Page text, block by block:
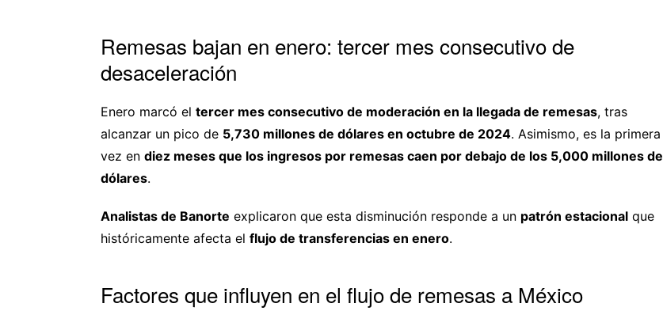
Remesas bajan en enero: tercer mes consecutivo de
desaceleración
Enero marcó el tercer mes consecutivo de moderación en la llegada de remesas, tras
alcanzar un pico de 5,730 millones de dólares en octubre de 2024. Asimismo, es la primera
vez en diez meses que los ingresos por remesas caen por debajo de los 5,000 millones de
dólares.
Analistas de Banorte explicaron que esta disminución responde a un patrón estacional que
históricamente afecta el flujo de transferencias en enero.
Factores que influyen en el flujo de remesas a México